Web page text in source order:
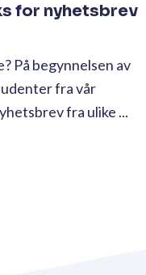
for nyhetsbrev
På begynnelsen av
fra vår
fra ulike ...